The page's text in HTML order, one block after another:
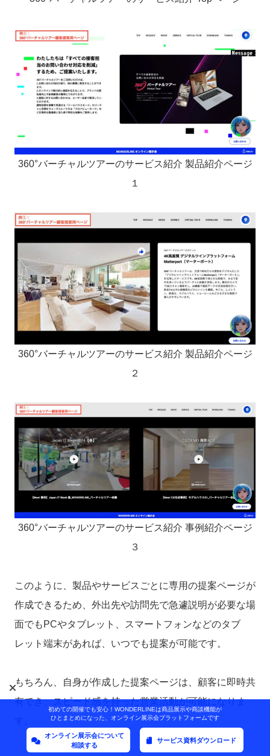
360°バーチャルツアーのサービス紹介 製品紹介ページ
１
360°バーチャルツアーのサービス紹介 製品紹介ページ
２
360°バーチャルツアーのサービス紹介 事例紹介ページ
３
このように、製品やサービスごとに専用の提案ページが
作成できるため、外出先や訪問先で急遽説明が必要な場
面でもPCやタブレット、スマートフォンなどのタブ
レット端末があれば、いつでも提案が可能です。
もちろん、自身が作成した提案ページは、顧客に即時共
有でき、スピード感を持った営業活動が可能になりま
初めての開催でも安心！WONDERLINEは商品展示や商談機能が
ひとまとめになった、オンライン展示会プラットフォームです
オンライン展示会について
相談する
サービス資料ダウンロード